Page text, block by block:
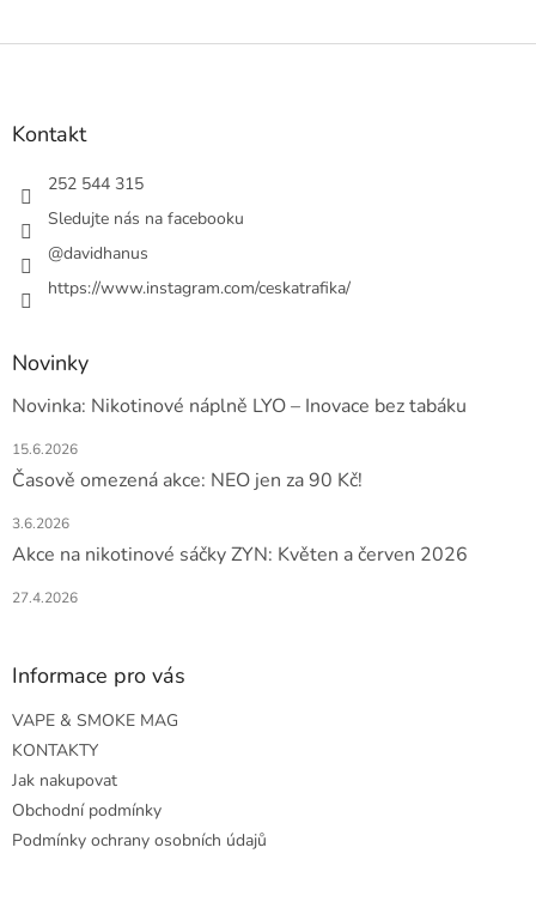
Z
Kontakt
252 544 315
Sledujte nás na facebooku
@davidhanus
https://www.instagram.com/ceskatrafika/
Novinky
Novinka: Nikotinové náplně LYO – Inovace bez tabáku
15.6.2026
Časově omezená akce: NEO jen za 90 Kč!
3.6.2026
Akce na nikotinové sáčky ZYN: Květen a červen 2026
27.4.2026
Informace pro vás
VAPE & SMOKE MAG
KONTAKTY
Jak nakupovat
Obchodní podmínky
Podmínky ochrany osobních údajů